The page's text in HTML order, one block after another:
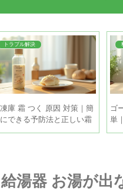
トラブル解決
庫 霜 つく 原因 対策｜簡
できる予防法と正しい霜
の手順
ゴ
単
る
給湯器 お湯が出